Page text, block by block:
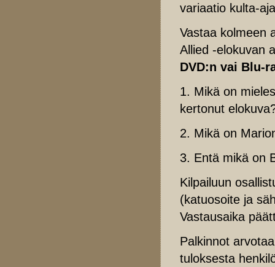
variaatio kulta-
Vastaa kolmeen
Allied -elokuvan
DVD:n vai Blu-
1. Mikä on
kertonut
2. Mikä on
3. Entä mikä on
Kilpailuun
(katuosoite ja
Vastausaika
Palkinnot
tuloksesta